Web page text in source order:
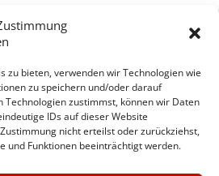
zu bieten, verwenden wir Technologien wie
zu speichern und/oder darauf
Technologien zustimmst, können wir Daten
IDs auf dieser Website
nicht erteilst oder zurückziehst,
und Funktionen beeinträchtigt werden.
Mehr
2015 - 2026